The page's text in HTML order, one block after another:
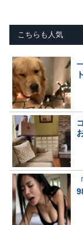
こちらも人気